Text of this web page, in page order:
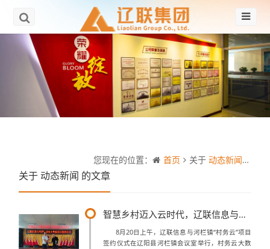
您现在的位置： 首页 关于 动态新闻 的文
关于动态新闻 的文章
智慧乡村迈入云时代，辽联信息与河栏镇村务云项目签约
8月20日上午，辽联信息与河栏镇“村务云”项目
签约仪式在辽阳县河栏镇会议室举行，村务云大数